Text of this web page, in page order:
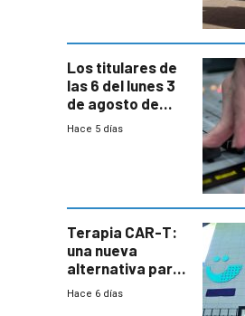
Los titulares de
las 6 del lunes 3
de agosto de
2026
Hace 5 días
Terapia CAR-T:
una nueva
alternativa para
niños y
Hace 6 días